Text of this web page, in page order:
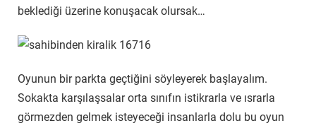
beklediği üzerine konuşacak olursak…
Oyunun bir parkta geçtiğini söyleyerek başlayalım.
Sokakta karşılaşsalar orta sınıfın istikrarla ve ısrarla
görmezden gelmek isteyeceği insanlarla dolu bu oyun